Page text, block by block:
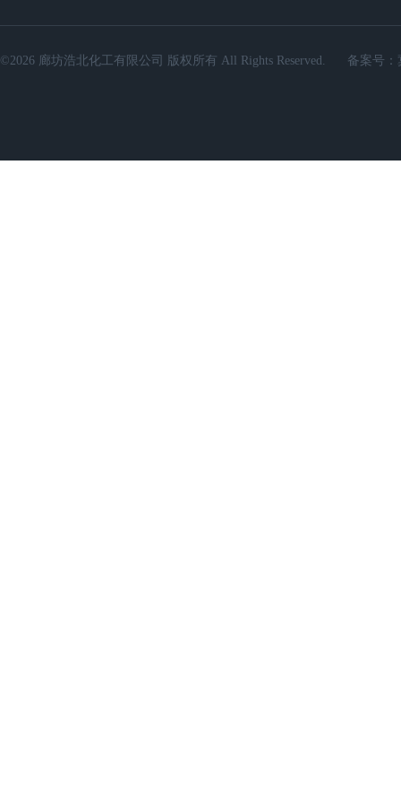
©2026 廊坊浩北化工有限公司 版权所有 All Rights Reserved. 备案号：